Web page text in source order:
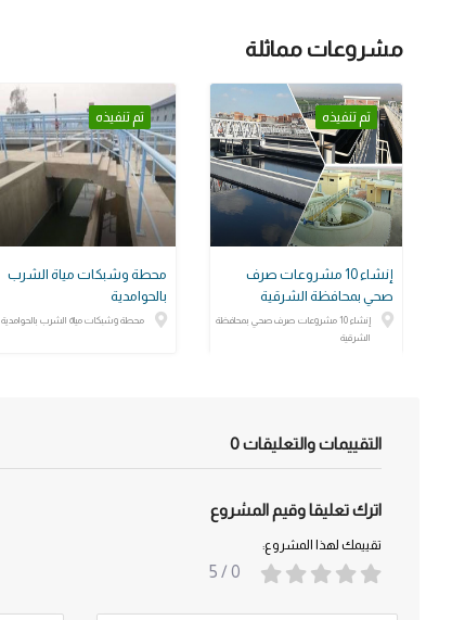
مشروعات مماثلة
تم تنفيذه
محطة وشبكات مياة الشرب
بالحوامدية
محطة وشبكات مياة الشرب بالحوامدية
تم تنفيذه
إنشاء 10 مشروعات صرف
صحي بمحافظة الشرقية
إنشاء 10 مشروعات صرف صحي بمحافظة
الشرقية
التقييمات والتعليقات0
اترك تعليقا وقيم المشروع
تقييمك لهذا المشروع:
0
/ 5